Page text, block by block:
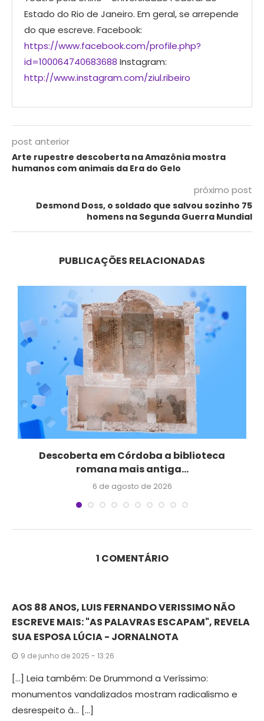
Estado do Rio de Janeiro. Em geral, se arrepende
do que escreve. Facebook:
https://www.facebook.com/profile.php?
id=100064740683688 Instagram:
http://www.instagram.com/ziul.ribeiro
post anterior
Arte rupestre descoberta na Amazônia mostra
humanos com animais da Era do Gelo
próximo post
Desmond Doss, o soldado que salvou sozinho 75
homens na Segunda Guerra Mundial
PUBLICAÇÕES RELACIONADAS
Descoberta em Córdoba a biblioteca
romana mais antiga...
6 de agosto de 2026
1 COMENTÁRIO
AOS 88 ANOS, LUIS FERNANDO VERISSIMO NÃO
ESCREVE MAIS: "AS PALAVRAS ESCAPAM", REVELA
SUA ESPOSA LÚCIA - JORNALNOTA
9 de junho de 2025 - 13:26
[…] Leia também: De Drummond a Veríssimo:
monumentos vandalizados mostram radicalismo e
desrespeito à… […]